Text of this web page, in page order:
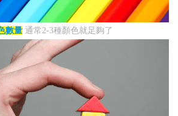
數量通常2-3種顏色就足夠了